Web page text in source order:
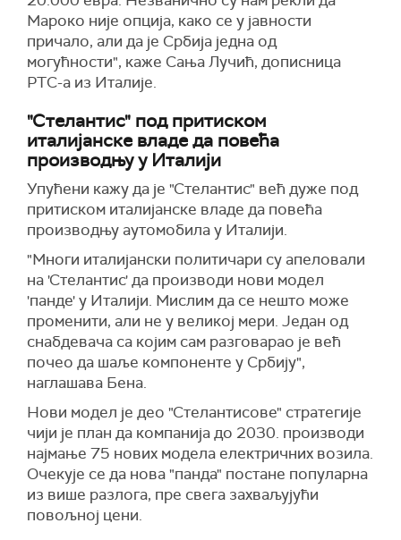
Мароко није опција, како се у јавности
причало, али да је Србија једна од
могућности", каже Сања Лучић, дописница
РТС-а из Италије.
"Стелантис" под притиском
италијанске владе да повећа
производњу у Италији
Упућени кажу да је "Стелантис" већ дуже под
притиском италијанске владе да повећа
производњу аутомобила у Италији.
"Многи италијански политичари су апеловали
на 'Стелантис' да производи нови модел
'панде' у Италији. Мислим да се нешто може
променити, али не у великој мери. Један од
снабдевача са којим сам разговарао је већ
почео да шаље компоненте у Србију",
наглашава Бена.
Нови модел је део "Стелантисове" стратегије
чији је план да компанија до 2030. производи
најмање 75 нових модела електричних возила.
Очекује се да нова "панда" постане популарна
из више разлога, пре свега захваљујући
повољној цени.